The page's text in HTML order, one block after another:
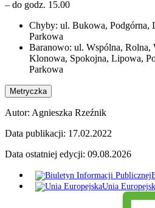
– do godz. 15.00
Chyby: ul. Bukowa, Podgórna,
Parkowa
Baranowo: ul. Wspólna, Rolna,
Klonowa, Spokojna, Lipowa,
Parkowa
Metryczka
Autor: Agnieszka Rzeźnik
Data publikacji: 17.02.2022
Data ostatniej edycji: 09.08.2026
Unia